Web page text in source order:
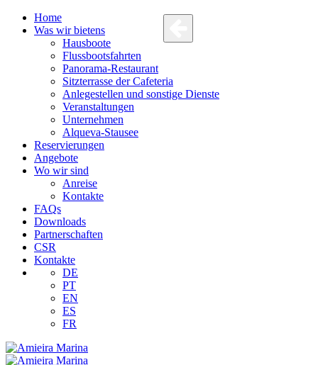
Home
Was wir bietens
Hausboote
Flussbootsfahrten
Panorama-Restaurant
Sitzterrasse der Cafeteria
Anlegestellen und sonstige Dienste
Veranstaltungen
Unternehmen
Alqueva-Stausee
Reservierungen
Angebote
Wo wir sind
Anreise
Kontakte
FAQs
Downloads
Partnerschaften
CSR
Kontakte
DE
PT
EN
ES
FR